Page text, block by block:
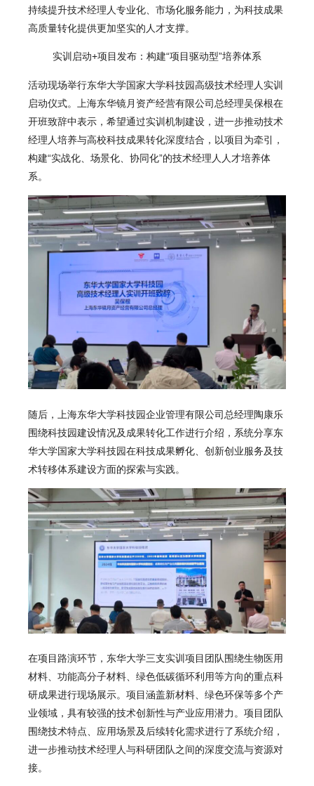
持续提升技术经理人专业化、市场化服务能力，为科技成果
高质量转化提供更加坚实的人才支撑。
实训启动+项目发布： 构建“项目驱动型”培养体系
活动现场举行东华大学国家大学科技园高级技术经理人实训
启动仪式。上海东华镜月资产经营有限公司总经理吴保根在
开班致辞中表示，希望通过实训机制建设，进一步推动技术
经理人培养与高校科技成果转化深度结合，以项目为牵引，
构建“实战化、场景化、协同化”的技术经理人人才培养体
系。
随后，上海东华大学科技园企业管理有限公司总经理陶康乐
围绕科技园建设情况及成果转化工作进行介绍，系统分享东
华大学国家大学科技园在科技成果孵化、创新创业服务及技
术转移体系建设方面的探索与实践。
在项目路演环节，东华大学三支实训项目团队围绕生物医用
材料、功能高分子材料、绿色低碳循环利用等方向的重点科
研成果进行现场展示。项目涵盖新材料、绿色环保等多个产
业领域，具有较强的技术创新性与产业应用潜力。项目团队
围绕技术特点、应用场景及后续转化需求进行了系统介绍，
进一步推动技术经理人与科研团队之间的深度交流与资源对
接。